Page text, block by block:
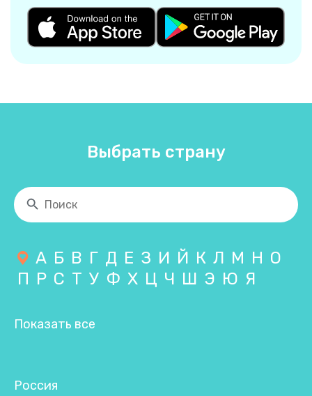
Выбрать страну
А Б В Г Д Е З И Й К Л М Н О
П Р С Т У Ф Х Ц Ч Ш Э Ю Я
Показать все
Россия